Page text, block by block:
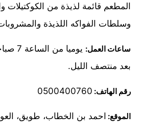
المطعم قائمة لذيذة من الكوكتيلات
وسلطات الفواكه اللذيذة
ساعات العمل:
بعد منتصف الليل.
رقم الهاتف: 0500400760
الموقع: احمد بن الخطاب، طويق،